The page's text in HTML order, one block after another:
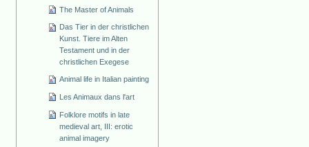
The Master of Animals
Das Tier in der christlichen
Kunst. Tiere im Alten
Testament und in der
christlichen Exegese
Animal life in Italian painting
Les Animaux dans l'art
Folklore motifs in late
medieval art, III: erotic
animal imagery